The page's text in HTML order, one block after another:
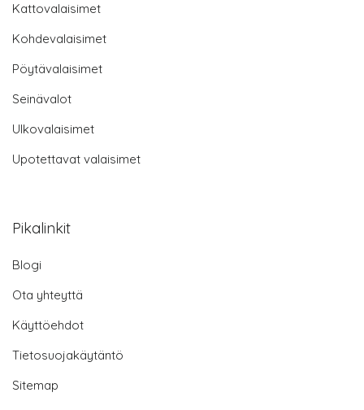
Kattovalaisimet
Kohdevalaisimet
Pöytävalaisimet
Seinävalot
Ulkovalaisimet
Upotettavat valaisimet
Pikalinkit
Blogi
Ota yhteyttä
Käyttöehdot
Tietosuojakäytäntö
Sitemap